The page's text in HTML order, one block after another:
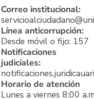
Correo institucional:
Línea anticorrupción:
Desde móvil o fijo: 157
Notificaciones
judiciales:
Horario de atención
Lunes a viernes 8:00